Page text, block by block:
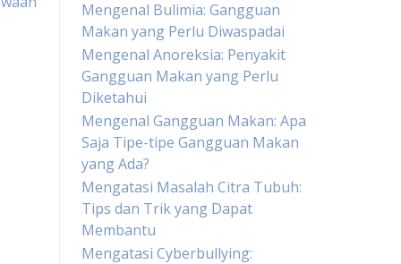
Mengenal Bulimia: Gangguan
Makan yang Perlu Diwaspadai
Mengenal Anoreksia: Penyakit
Gangguan Makan yang Perlu
Diketahui
Mengenal Gangguan Makan: Apa
Saja Tipe-tipe Gangguan Makan
yang Ada?
Mengatasi Masalah Citra Tubuh:
Tips dan Trik yang Dapat
Membantu
Mengatasi Cyberbullying: